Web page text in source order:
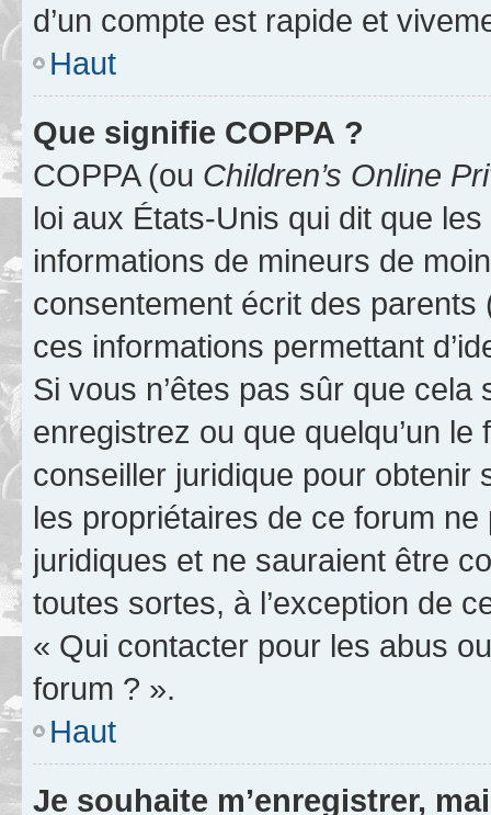
d’un compte est rapide et
Haut
Que signifie COPPA ?
COPPA (ou Children’s Online
loi aux États-Unis qui dit que
informations de mineurs de
consentement écrit des parents
ces informations permettant
Si vous n’êtes pas sûr que
enregistrez ou que quelqu’un
conseiller juridique pour obtenir
les propriétaires de ce forum
juridiques et ne sauraient être
toutes sortes, à l’exception de
« Qui contacter pour les abus
forum ? ».
Haut
Je souhaite m’enregistrer,